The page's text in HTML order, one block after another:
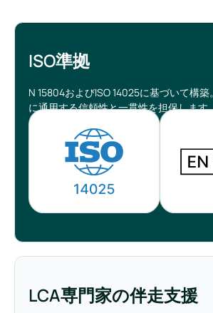
ISO準拠
N 15804およびISO 14025に基づいて構築
に通用する信頼性と一貫性を担保します
LCA専門家の伴走支援